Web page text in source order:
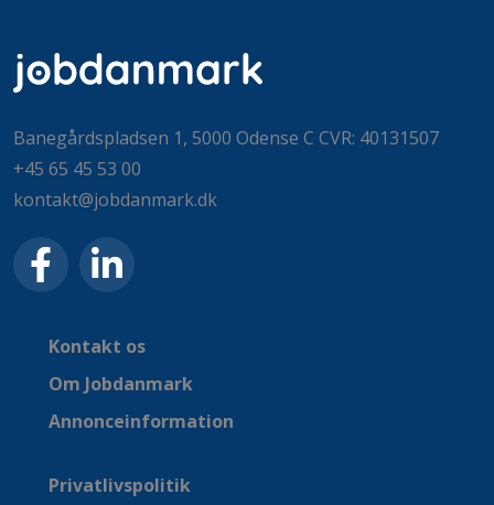
Banegårdspladsen 1, 5000 Odense C CVR: 40131507
+45 65 45 53 00
kontakt@jobdanmark.dk
Kontakt os
Om Jobdanmark
Annonceinformation
Privatlivspolitik